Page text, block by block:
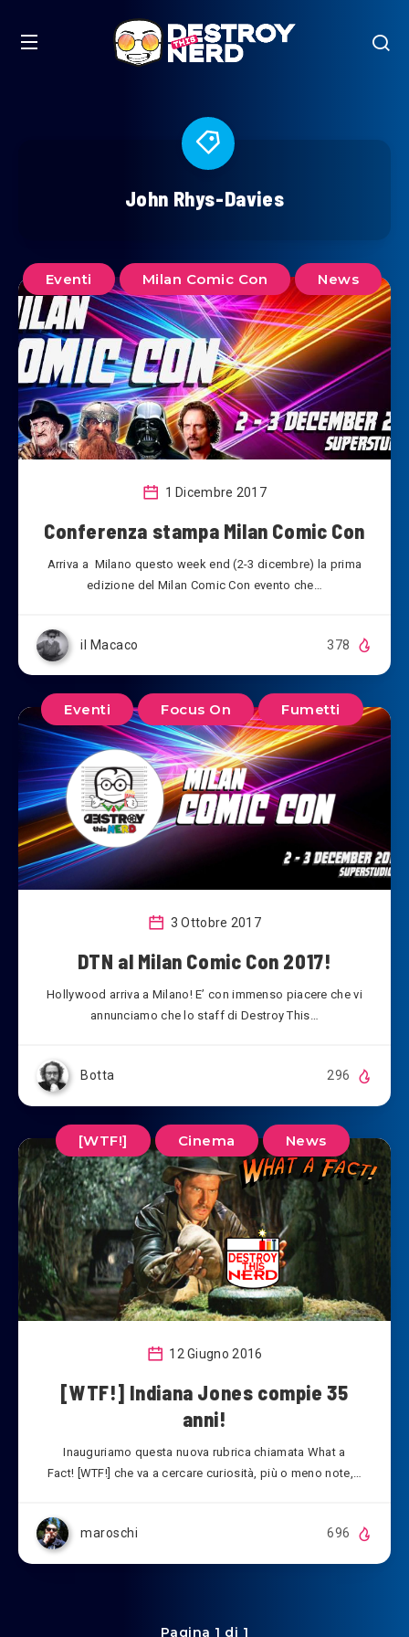
John Rhys-Davies
Eventi Milan Comic Con News
1 Dicembre 2017
Conferenza stampa Milan Comic Con
Arriva a Milano questo week end (2-3 dicembre) la prima
edizione del Milan Comic Con evento che…
il Macaco 378
Eventi Focus On Fumetti
3 Ottobre 2017
DTN al Milan Comic Con 2017!
Hollywood arriva a Milano! E’ con immenso piacere che vi
annunciamo che lo staff di Destroy This…
Botta 296
[WTF!] Cinema News
12 Giugno 2016
[WTF!] Indiana Jones compie 35
anni!
Inauguriamo questa nuova rubrica chiamata What a
Fact! [WTF!] che va a cercare curiosità, più o meno note,…
maroschi 696
Pagina 1 di 1